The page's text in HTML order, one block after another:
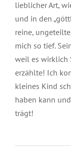
lieblicher Art,
und in den
reine,
mich so tief.
weil es wirklich
erzählte! Ich
kleines Kind
haben kann
trägt!